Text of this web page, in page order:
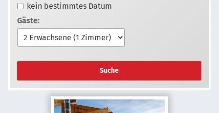
kein bestimmtes Datum
Gäste:
Suche